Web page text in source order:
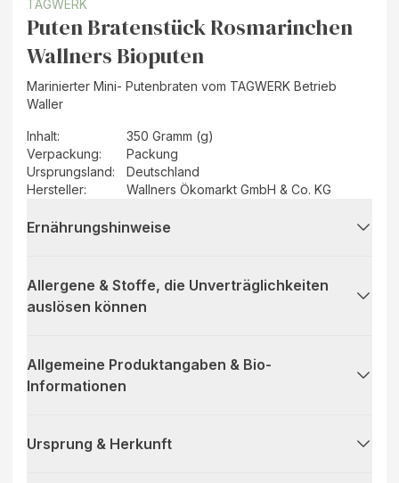
TAGWERK
Puten Bratenstück Rosmarinchen
Wallners Bioputen
Marinierter Mini- Putenbraten vom TAGWERK Betrieb
Waller
Inhalt:
350 Gramm (g)
Verpackung:
Packung
Ursprungsland:
Deutschland
Hersteller: Wallners Ökomarkt GmbH & Co. KG
Ernährungshinweise
Allergene & Stoffe, die Unverträglichkeiten
auslösen können
Allgemeine Produktangaben & Bio-
Informationen
Ursprung & Herkunft